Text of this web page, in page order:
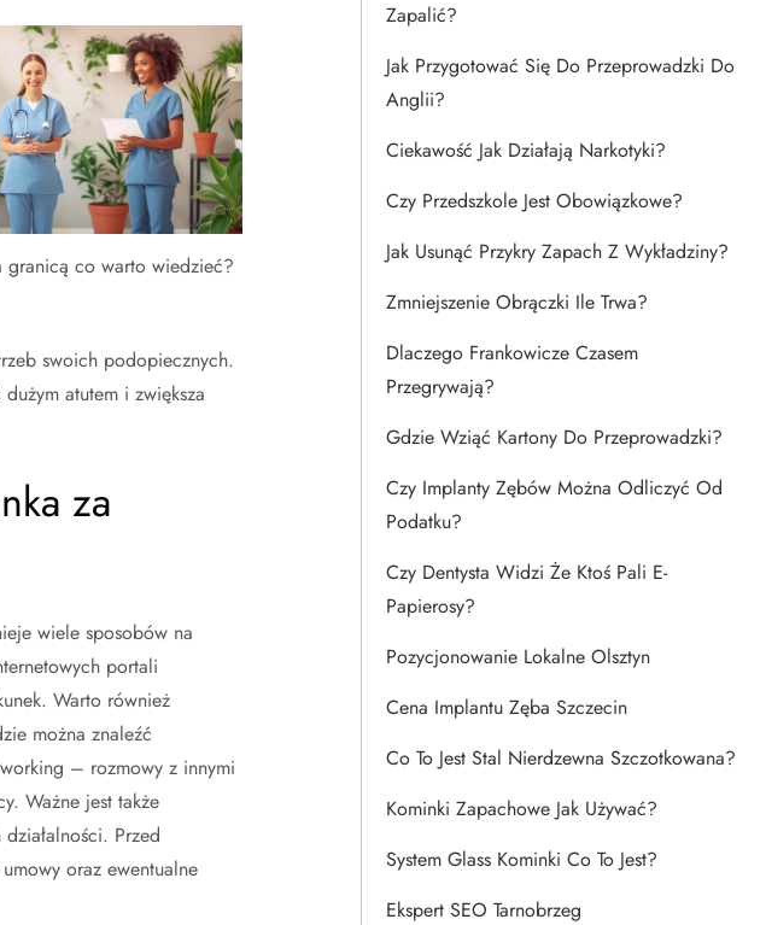
granicą co warto wiedzieć?
swoich podopiecznych.
atutem i zwiększa
za
wiele sposobów na
portali
Warto również
można znaleźć
– rozmowy z innymi
Ważne jest także
Przed
oraz ewentualne
Zapalić?
Jak Przygotować Się Do Przeprowadzki Do
Anglii?
Ciekawość Jak Działają Narkotyki?
Czy Przedszkole Jest Obowiązkowe?
Jak Usunąć Przykry Zapach Z Wykładziny?
Zmniejszenie Obrączki Ile Trwa?
Dlaczego Frankowicze Czasem
Przegrywają?
Gdzie Wziąć Kartony Do Przeprowadzki?
Czy Implanty Zębów Można Odliczyć Od
Podatku?
Czy Dentysta Widzi Że Ktoś Pali E-
Papierosy?
Pozycjonowanie Lokalne Olsztyn
Cena Implantu Zęba Szczecin
Co To Jest Stal Nierdzewna Szczotkowana?
Kominki Zapachowe Jak Używać?
System Glass Kominki Co To Jest?
Ekspert SEO Tarnobrzeg